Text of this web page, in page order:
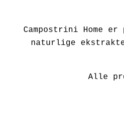
Campostrini Home
naturlige
Alle